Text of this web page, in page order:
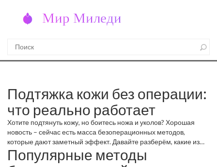
Подтяжка кожи без операции:
что реально работает
Хотите подтянуть кожу, но боитесь ножа и уколов? Хорошая
новость – сейчас есть масса безоперационных методов,
которые дают заметный эффект. Давайте разберём, какие из
них стоит попробовать, а какие лучше оставить специалисту.
Популярные методы